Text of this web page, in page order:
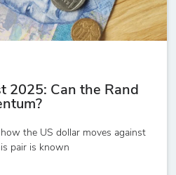
2025: Can the Rand
the US dollar moves against
pair is known